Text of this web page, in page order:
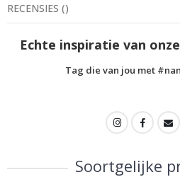
RECENSIES ()
Echte inspiratie van
Tag die van jou met
Soortgelijke